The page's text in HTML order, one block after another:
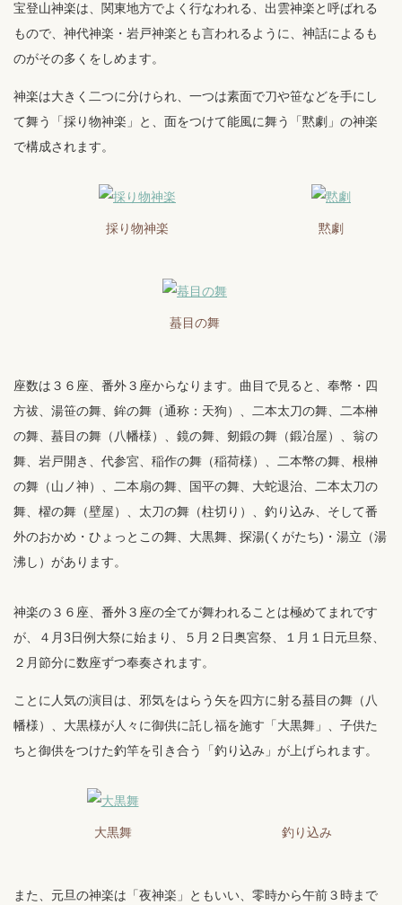
宝登山神楽は、関東地方でよく行なわれる、出雲神楽と呼ばれる
もので、神代神楽・岩戸神楽とも言われるように、神話によるも
のがその多くをしめます。
神楽は大きく二つに分けられ、一つは素面で刀や笹などを手にし
て舞う「採り物神楽」と、面をつけて能風に舞う「黙劇」の神楽
で構成されます。
採り物神楽 黙劇
蟇目の舞
座数は３６座、番外３座からなります。曲目で見ると、奉幣・四
方祓、湯笹の舞、鉾の舞（通称：天狗）、二本太刀の舞、二本榊
の舞、蟇目の舞（八幡様）、鏡の舞、剱鍛の舞（鍛冶屋）、翁の
舞、岩戸開き、代参宮、稲作の舞（稲荷様）、二本幣の舞、根榊
の舞（山ノ神）、二本扇の舞、国平の舞、大蛇退治、二本太刀の
舞、櫂の舞（壁屋）、太刀の舞（柱切り）、釣り込み、そして番
外のおかめ・ひょっとこの舞、大黒舞、探湯(くがたち)・湯立（湯
沸し）があります。
神楽の３６座、番外３座の全てが舞われることは極めてまれです
が、４月3日例大祭に始まり、５月２日奥宮祭、１月１日元旦祭、
２月節分に数座ずつ奉奏されます。
ことに人気の演目は、邪気をはらう矢を四方に射る蟇目の舞（八
幡様）、大黒様が人々に御供に託し福を施す「大黒舞」、子供た
ちと御供をつけた釣竿を引き合う「釣り込み」が上げられます。
大黒舞 釣り込み
また、元旦の神楽は「夜神楽」ともいい、零時から午前３時まで